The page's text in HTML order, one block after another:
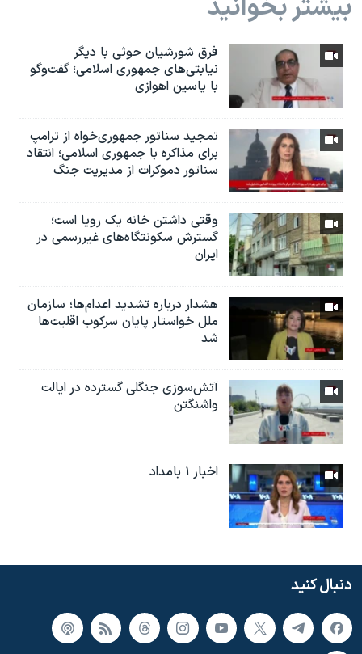
بیشتر بخوانید
فرق شورشیان حوثی با دیگر
نیابتی‌های جمهوری اسلامی؛ گفت‌وگو
با یاسین اهوازی
تمجید سناتور جمهوری‌خواه از ترامپ
برای مذاکره با جمهوری اسلامی؛ انتقاد
سناتور دموکرات از مدیریت جنگ
وقتی داشتن خانه یک رویا است؛
گسترش سکونتگاه‌های غیررسمی در
ایران
هشدار درباره تشدید اعدام‌ها؛ سازمان
ملل خواستار پایان سرکوب اقلیت‌ها
شد
آتش‌سوزی جنگلی گسترده در ایالت
واشنگتن
اخبار ۱ بامداد
دنبال کنید